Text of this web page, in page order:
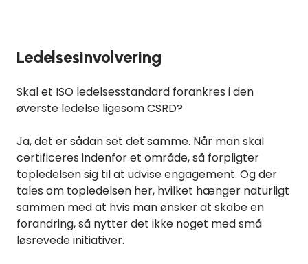
Ledelsesinvolvering
Skal et ISO ledelsesstandard forankres i den
øverste ledelse ligesom CSRD?
Ja, det er sådan set det samme. Når man skal
certificeres indenfor et område, så forpligter
topledelsen sig til at udvise engagement. Og der
tales om topledelsen her, hvilket hænger naturligt
sammen med at hvis man ønsker at skabe en
forandring, så nytter det ikke noget med små
løsrevede initiativer.